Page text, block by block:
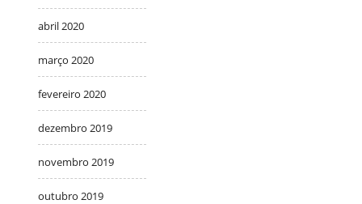
abril 2020
março 2020
fevereiro 2020
dezembro 2019
novembro 2019
outubro 2019